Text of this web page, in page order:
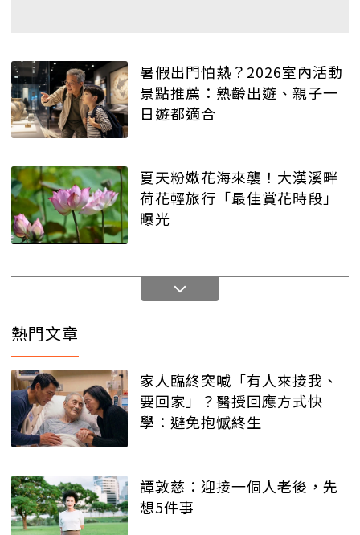
暑假出門怕熱？2026室內活動
景點推薦：熟齡出遊、親子一
日遊都適合
夏天粉嫩花海來襲！大漢溪畔
荷花輕旅行「最佳賞花時段」
曝光
熱門文章
家人臨終突喊「有人來接我、
要回家」？醫授回應方式快
學：避免抱憾終生
譚敦慈：迎接一個人老後，先
想5件事